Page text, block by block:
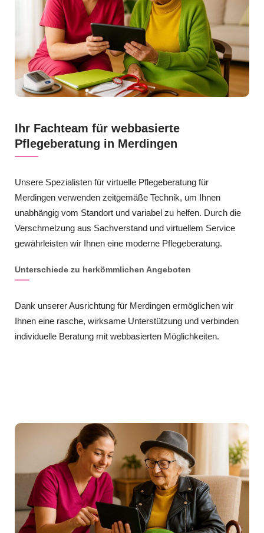
Ihr Fachteam für webbasierte
Pflegeberatung in Merdingen
Unsere Spezialisten für virtuelle Pflegeberatung für
Merdingen verwenden zeitgemäße Technik, um Ihnen
unabhängig vom Standort und variabel zu helfen. Durch die
Verschmelzung aus Sachverstand und virtuellem Service
gewährleisten wir Ihnen eine moderne Pflegeberatung.
Unterschiede zu herkömmlichen Angeboten
Dank unserer Ausrichtung für Merdingen ermöglichen wir
Ihnen eine rasche, wirksame Unterstützung und verbinden
individuelle Beratung mit webbasierten Möglichkeiten.